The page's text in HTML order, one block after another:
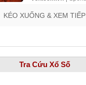
KÉO XUỐNG & XEM TIẾP
Tra Cứu Xổ Số